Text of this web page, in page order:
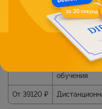
Воспитатель
образовательной
https://eped.ru/
обучения
От 39120 ₽